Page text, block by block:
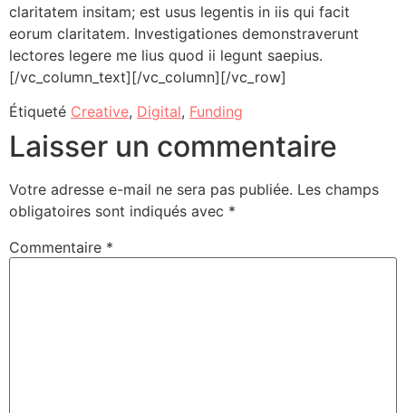
claritatem insitam; est usus legentis in iis qui facit
eorum claritatem. Investigationes demonstraverunt
lectores legere me lius quod ii legunt saepius.
[/vc_column_text][/vc_column][/vc_row]
Étiqueté Creative, Digital, Funding
Laisser un commentaire
Votre adresse e-mail ne sera pas publiée. Les champs
obligatoires sont indiqués avec *
Commentaire *